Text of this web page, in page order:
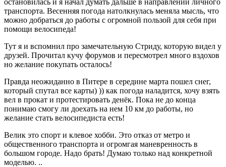
транспорта. Весенняя погода натолкнулась меняла мысль, что
можно добраться до работы с огромной пользой для себя при
помощи велосипеда!
Тут я и вспомнил про замечательную Стриду, которую видел у
друзей. Прочитал кучу форумов и пересмотрел много вздохов
но желание покупать осталось!
Правда неожиданно в Питере в середине марта пошел снег,
который спутал все карты) )) как погода наладится, хочу взять
вел в прокат и протестировать денёк. Пока не до конца
понимаю смогу ли доехать на нем 10 км до работы, но
желание стать велосипедиста есть!
Велик это спорт и клевое хобби. Это отказ от метро и
общественного транспорта и огромгая маневренность в
большом городе. Надо брать! Думаю только над конкретной
моделью. ..